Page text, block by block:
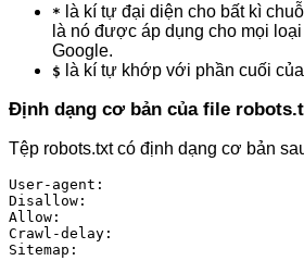
* là kí tự đại diện cho bất kì
là nó được áp dụng cho mọi
Google.
$ là kí tự khớp với phần cuối
Định dạng cơ bản của file
Tệp robots.txt có định dạng cơ bản
User-agent:
Disallow:
Allow:
Crawl-delay:
Sitemap: